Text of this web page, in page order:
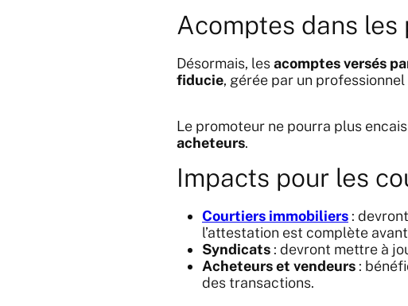
Acomptes dans
Désormais, lesacomptes versés
fiducie, gérée par un
Le promoteur ne pourra plus
acheteurs.
Impacts pour les
Courtiers immobiliers :
l’attestation est complète
Syndicats : devront mettre à
Acheteurs et vendeurs :
des transactions.